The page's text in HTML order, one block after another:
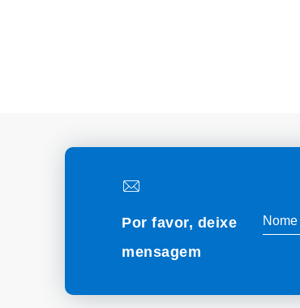
Por favor, deixe
mensagem